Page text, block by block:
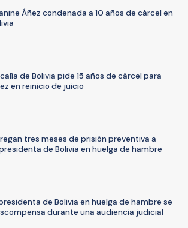
Áñez condenada a 10 años de cárcel en
de Bolivia pide 15 años de cárcel para
en reinicio de juicio
tres meses de prisión preventiva a
de Bolivia en huelga de hambre
de Bolivia en huelga de hambre se
durante una audiencia judicial